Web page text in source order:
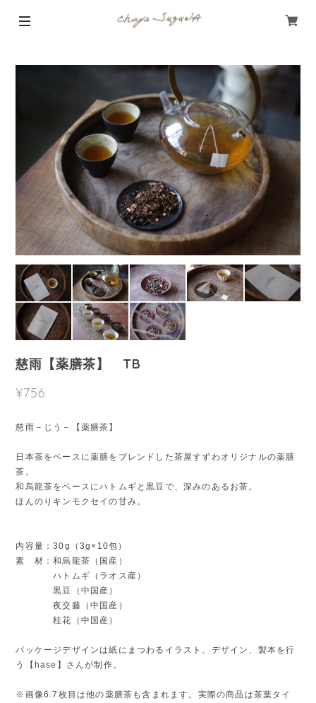
慈雨【薬膳茶】 TB
¥756
慈雨－じう－【薬膳茶】
日本茶をベースに薬膳をブレンドした茶屋すずわオリジナルの薬膳
茶。
和烏龍茶をベースにハトムギと黒豆で、深みのあるお茶。
ほんのりキンモクセイの甘み。
内容量：30g（3g×10包）
素 材：和烏龍茶（国産）
ハトムギ（ラオス産）
黒豆（中国産）
夜交藤（中国産）
桂花（中国産）
パッケージデザインは紙にまつわるイラスト、デザイン、製本を行
う【hase】さんが制作。
※画像6.7枚目は他の薬膳茶も含まれます。実際の商品は茶葉タイ